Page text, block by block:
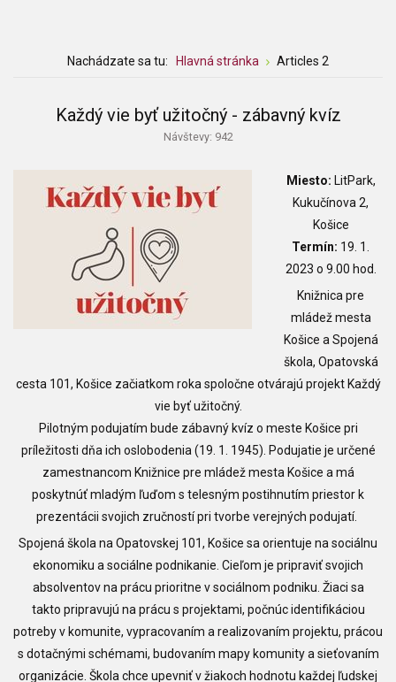
Nachádzate sa tu: Hlavná stránka Articles 2
Každý vie byť užitočný - zábavný kvíz
Návštevy: 942
Miesto: LitPark,
Kukučínova 2,
Košice
Termín: 19. 1.
2023 o 9.00 hod.
Knižnica pre
mládež mesta
Košice a Spojená
škola, Opatovská
cesta 101, Košice začiatkom roka spoločne otvárajú projekt Každý
vie byť užitočný.
Pilotným podujatím bude zábavný kvíz o meste Košice pri
príležitosti dňa ich oslobodenia (19. 1. 1945). Podujatie je určené
zamestnancom Knižnice pre mládež mesta Košice a má
poskytnúť mladým ľuďom s telesným postihnutím priestor k
prezentácii svojich zručností pri tvorbe verejných podujatí.
Spojená škola na Opatovskej 101, Košice sa orientuje na sociálnu
ekonomiku a sociálne podnikanie. Cieľom je pripraviť svojich
absolventov na prácu prioritne v sociálnom podniku. Žiaci sa
takto pripravujú na prácu s projektami, počnúc identifikáciou
potreby v komunite, vypracovaním a realizovaním projektu, prácou
s dotačnými schémami, budovaním mapy komunity a sieťovaním
organizácie. Škola chce upevniť v žiakoch hodnotu každej ľudskej